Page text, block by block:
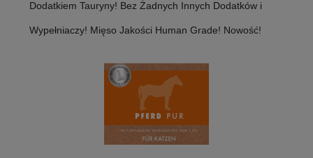
Dodatkiem Tauryny! Bez Żadnych Innych Dodatków i
Wypełniaczy! Mięso Jakości Human Grade! Nowość!